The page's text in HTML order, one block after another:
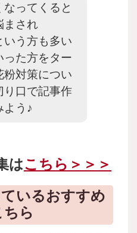
ってくると
まされ
いう方も多い
った方をター
粉対策につい
り口で記事作
よう♪
はこちら＞＞＞
いるおすすめ
ら